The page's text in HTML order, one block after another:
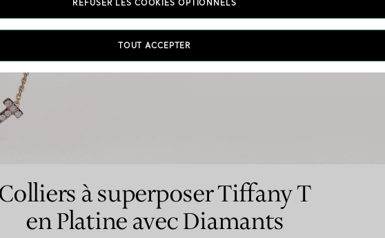
expert en diamants Tiffany.
Colliers à superposer Tiffany T
en Platine avec Diamants
REFUSER LES COOKIES OPTIONNELS
TOUT ACCEPTER